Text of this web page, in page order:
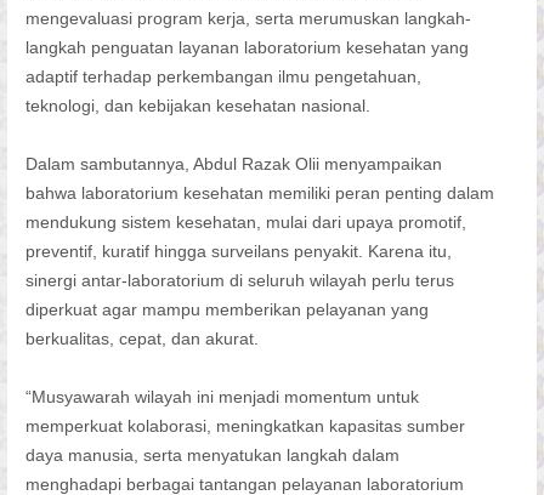
mengevaluasi program kerja, serta merumuskan langkah-
langkah penguatan layanan laboratorium kesehatan yang
adaptif terhadap perkembangan ilmu pengetahuan,
teknologi, dan kebijakan kesehatan nasional.
Dalam sambutannya, Abdul Razak Olii menyampaikan
bahwa laboratorium kesehatan memiliki peran penting dalam
mendukung sistem kesehatan, mulai dari upaya promotif,
preventif, kuratif hingga surveilans penyakit. Karena itu,
sinergi antar-laboratorium di seluruh wilayah perlu terus
diperkuat agar mampu memberikan pelayanan yang
berkualitas, cepat, dan akurat.
“Musyawarah wilayah ini menjadi momentum untuk
memperkuat kolaborasi, meningkatkan kapasitas sumber
daya manusia, serta menyatukan langkah dalam
menghadapi berbagai tantangan pelayanan laboratorium